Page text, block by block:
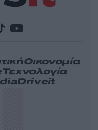
Οικονομία
Τεχνολογία
Driveit